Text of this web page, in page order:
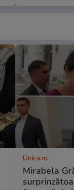
Unica.ro
Mirabela